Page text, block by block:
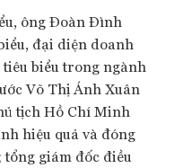
ông Đoàn Đình
đại diện doanh
biểu trong ngành
Võ Thị Ánh Xuân
tịch Hồ Chí Minh
hiệu quả và đóng
giám đốc điều